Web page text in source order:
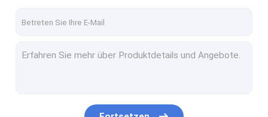
Hydraulikpumpe-Dichtungs-Ausrüstung